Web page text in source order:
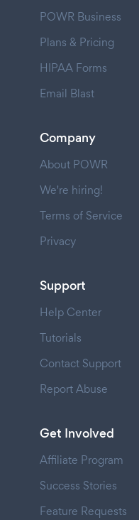
POWR Business
Plans & Pricing
HIPAA Forms
Email Blast
Company
About POWR
We're hiring!
Terms of Service
Privacy
Support
Help Center
Tutorials
Contact Support
Report Abuse
Get Involved
Affiliate Program
Success Stories
Feature Requests